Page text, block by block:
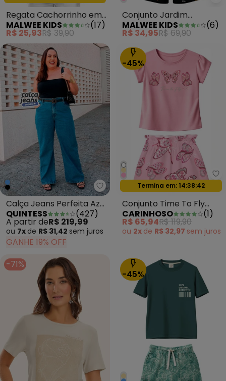
Regata Cachorrinho em
Malha Verde Pastel
MALWEE KIDS (17)
R$ 25,93R$ 39,90
Conjunto Jardim
Encantado Rosa Escuro
MALWEE KIDS (6)
R$ 34,95R$ 69,90
Quintess - Calça Jeans Perfeita
Calça Jeans Perfeita Azul
Média
QUINTESS (427)
A partir deR$ 219,99
ou 7x de R$ 31,42 sem juros
GANHE 19% OFF
-45%
Oferta relâmpago
Termina em: 14:38:39
Conjunto Time To Fly
com Lantejoulas Rosa
CARINHOSO (1)
R$ 65,94R$ 119,90
ou 2x de R$ 32,97 sem juros
-71%
-45%